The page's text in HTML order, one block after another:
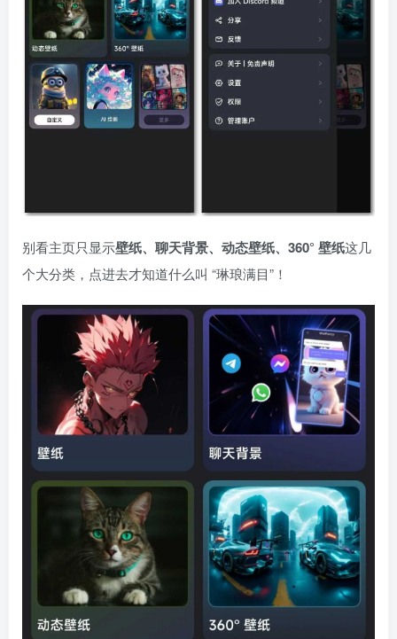
别看主页只显示壁纸、聊天背景、动态壁纸、360° 壁纸这几
个大分类，点进去才知道什么叫 “琳琅满目”！